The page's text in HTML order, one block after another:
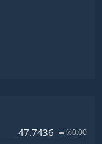
47.7436 %0.00